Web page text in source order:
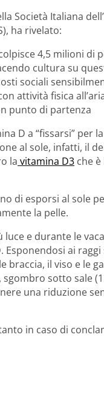
Società Italiana
ha rivelato:
4,5 milioni
cultura su
sociali
attività fisica
punto di partenza
D a “fissarsi” per
al sole, infatti, il
la vitamina D3 che
di esporsi al sole
la pelle.
luce e durante le
ai
braccia, il viso e le
sotto sale
una riduzione
in caso di